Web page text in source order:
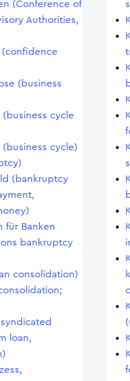
(Conference of
Authorities,
(confidence
(business
cycle
cycle)
(bankruptcy
für Banken
bankruptcy
consolidation)
loan,